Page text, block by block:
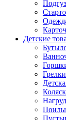
Детские
Грелки